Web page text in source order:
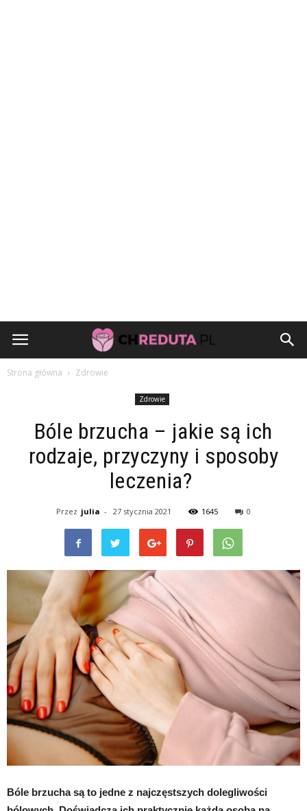
Strona główna Zdrowie
Zdrowie
Bóle brzucha – jakie są ich
rodzaje, przyczyny i sposoby
leczenia?
Przez julia - 27 stycznia 2021 1645 0
Bóle brzucha są to jedne z najczęstszych dolegliwości